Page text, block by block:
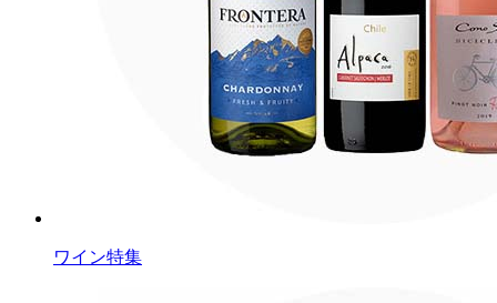
ワイン特集